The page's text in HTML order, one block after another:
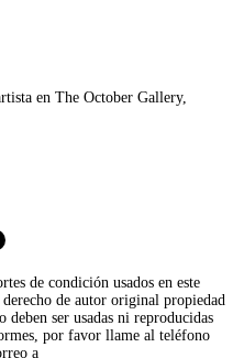
en The October Gallery,
de condición usados en este
de autor original propiedad
ser usadas ni reproducidas
por favor llame al teléfono
a